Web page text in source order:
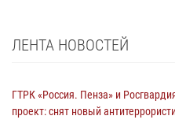
ЛЕНТА НОВОСТЕЙ
ГТРК «Россия. Пенза» и
проект: снят новый